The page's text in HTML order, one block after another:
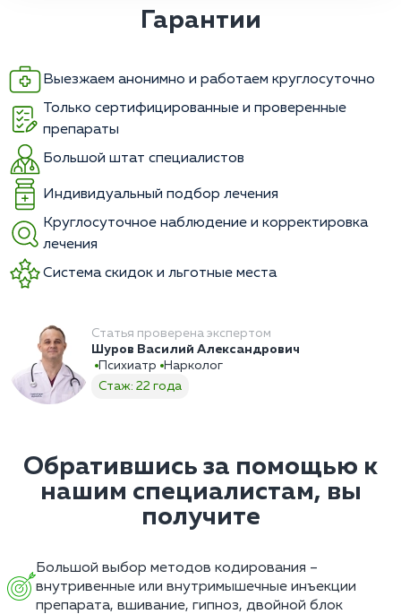
Гарантии
Выезжаем анонимно и работаем круглосуточно
Только сертифицированные и проверенные
препараты
Большой штат специалистов
Индивидуальный подбор лечения
Круглосуточное наблюдение и корректировка
лечения
Система скидок и льготные места
Статья проверена экспертом
Шуров Василий Александрович
Психиатр
Нарколог
Стаж: 22 года
Обратившись за помощью к
нашим специалистам, вы
получите
Большой выбор методов кодирования –
внутривенные или внутримышечные инъекции
препарата, вшивание, гипноз, двойной блок